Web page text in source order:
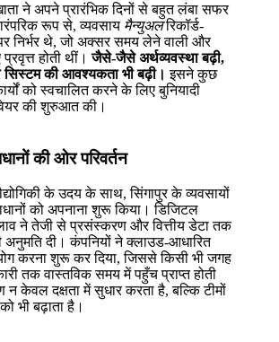
ने अपने प्रारंभिक दिनों से बहुत लंबा सफर
रूप से, व्यवसाय मैन्युअलरिकॉर्ड-
पर निर्भर थे, जो अक्सर समय लेने वाली और
होती थीं।जैसे-जैसे अर्थव्यवस्था बढ़ी,
सिस्टम की आवश्यकता भी बढ़ी। इसने कुछ
को स्वचालित करने के लिए बुनियादी
की शुरुआत की।
की ओर परिवर्तन
के उदय के साथ, सिंगापुर के व्यवसायों
को अपनाना शुरू किया। डिजिटल
ने तेजी से प्रसंस्करण और वित्तीय डेटा तक
दी। कंपनियों ने क्लाउड-आधारित
करना शुरू कर दिया, जिससे किसी भी जगह
तक वास्तविक समय में पहुँच प्राप्त होती
केवल दक्षता में सुधार करता है, बल्कि टीमों
भी बढ़ाता है।